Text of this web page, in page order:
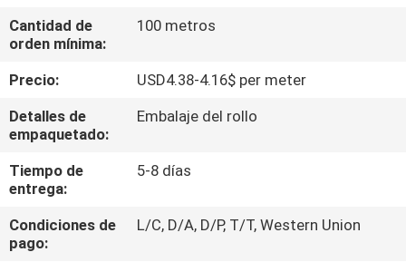
CONTROL
CALIDAD
ÉNTRENOS
EN
CONTACTO
CON
Cantidad de
orden mínima:
100 metros
Precio:
USD4.38-4.16$ per meter
Detalles de
empaquetado:
Embalaje del rollo
Tiempo de
entrega:
5-8 días
Condiciones de
pago:
L/C, D/A, D/P, T/T, Western Union